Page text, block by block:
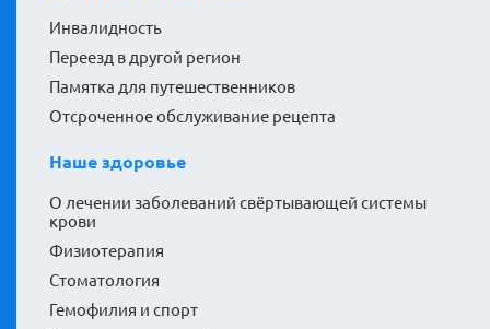
Инвалидность
Переезд в другой регион
Памятка для путешественников
Отсроченное обслуживание рецепта
Наше здоровье
О лечении заболеваний свёртывающей системы
крови
Физиотерапия
Стоматология
Гемофилия и спорт